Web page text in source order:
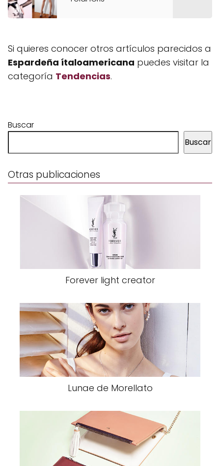
Si quieres conocer otros artículos parecidos a
Espardeña ítaloamericana puedes visitar la
categoría Tendencias.
Buscar
Buscar
Otras publicaciones
Forever light creator
Lunae de Morellato